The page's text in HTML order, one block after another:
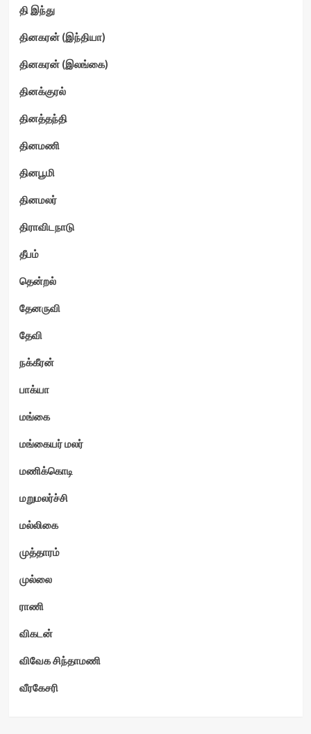
தி இந்து
தினகரன் (இந்தியா)
தினகரன் (இலங்கை)
தினக்குரல்
தினத்தந்தி
தினமணி
தினபூமி
தினமலர்
திராவிடநாடு
தீபம்
தென்றல்
தேனருவி
தேவி
நக்கீரன்
பாக்யா
மங்கை
மங்கையர் மலர்
மணிக்கொடி
மறுமலர்ச்சி
மல்லிகை
முத்தாரம்
முல்லை
ராணி
விகடன்
விவேக சிந்தாமணி
வீரகேசரி